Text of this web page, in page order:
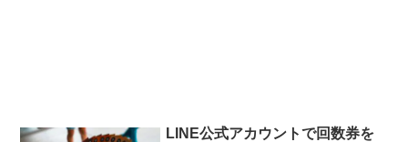
LINE公式アカウントで回数券を